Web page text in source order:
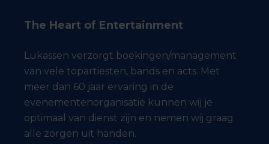
The Heart of Entertainment
Lukassen verzorgt boekingen/management
van vele topartiesten, bands en acts. Met
meer dan 60 jaar ervaring in de
evenementenorganisatie kunnen wij je
optimaal van dienst zijn en nemen wij graag
alle zorgen uit handen.